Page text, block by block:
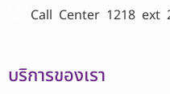
Call Center 1218 ext
บริการของเรา